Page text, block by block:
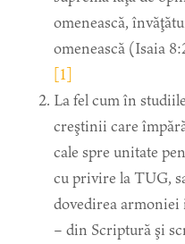
omenească,
omenească (Isaia
[1]
La fel cum în
creştinii care
cale spre unitate
cu privire la TUG,
dovedirea
– din Scriptură şi